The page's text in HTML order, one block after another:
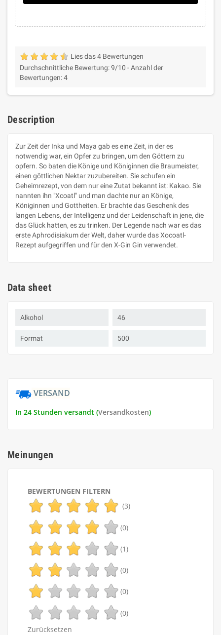
Lies das 4 Bewertungen
Durchschnittliche Bewertung:9/10 -Anzahl der
Bewertungen:4
Description
Zur Zeit der Inka und Maya gab es eine Zeit, in der es
notwendig war, ein Opfer zu bringen, um den Göttern zu
opfern. So baten die Könige und Königinnen die Braumeister,
einen göttlichen Nektar zuzubereiten. Sie schufen ein
Geheimrezept, von dem nur eine Zutat bekannt ist: Kakao. Sie
nannten ihn "Xcoatl" und man dachte nur an Könige,
Königinnen und Gottheiten. Er brachte das Geschenk des
langen Lebens, der Intelligenz und der Leidenschaft in jene, die
das Glück hatten, es zu trinken. Der Legende nach war es das
erste Aphrodisiakum der Welt, daher wurde das Xocoatl-
Rezept aufgegriffen und für den X-Gin Gin verwendet.
Data sheet
Alkohol 46
Format 500
VERSAND
In 24 Stunden versandt (Versandkosten)
Meinungen
BEWERTUNGEN FILTERN
(3)
(0)
(1)
(0)
(0)
(0)
Zurücksetzen